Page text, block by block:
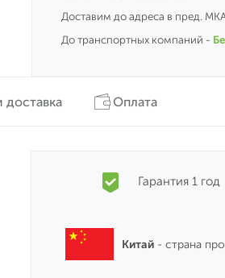
Доставим до адреса в пред.
До транспортных компаний -
доставка Оплата
Гарантия 1 год
Китай- страна